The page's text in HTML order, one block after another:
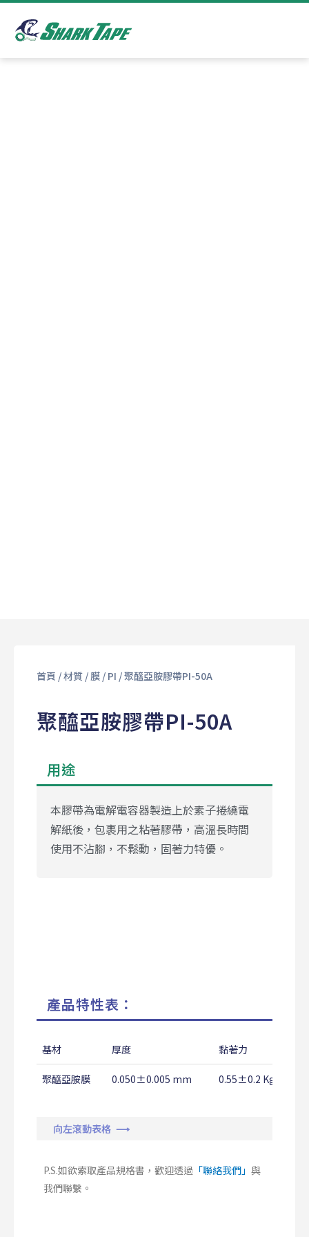
首頁 /材質/ 膜/ PI / 聚醯亞胺膠帶PI-50A
聚醯亞胺膠帶PI-50A
用途
本膠帶為電解電容器製造上於素子捲繞電
解紙後，包裹用之粘著膠帶，高溫長時間
使用不沾腳，不鬆動，固著力特優。
產品特性表：
基材 厚度 黏著力
聚醯亞胺膜 0.050±0.005 mm 0.55±0.2 Kg/25mm
向左滾動表格 ⟶
P.S.如欲索取產品規格書，歡迎透過 「聯絡我們」 與
我們聯繫。